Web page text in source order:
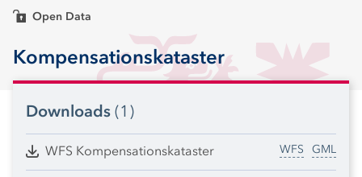
Open Data
Kompensationskataster
Downloads (1)
GML
WFS
WFS Kompensationskataster